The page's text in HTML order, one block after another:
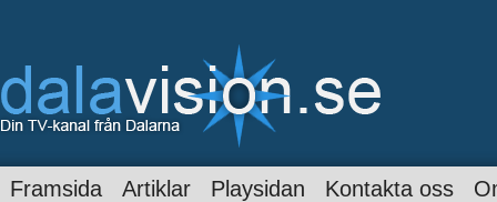
Framsida Artiklar Playsidan Kontakta oss